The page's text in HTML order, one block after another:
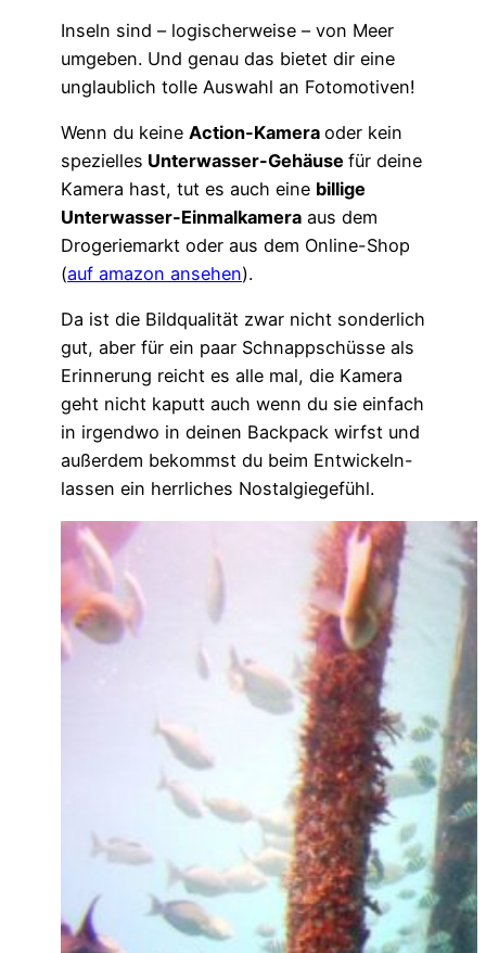
Inseln sind – logischerweise – von Meer
umgeben. Und genau das bietet dir eine
unglaublich tolle Auswahl an Fotomotiven!
Wenn du keine Action-Kamera oder kein
spezielles Unterwasser-Gehäuse für deine
Kamera hast, tut es auch eine billige
Unterwasser-Einmalkamera aus dem
Drogeriemarkt oder aus dem Online-Shop
(auf amazon ansehen).
Da ist die Bildqualität zwar nicht sonderlich
gut, aber für ein paar Schnappschüsse als
Erinnerung reicht es alle mal, die Kamera
geht nicht kaputt auch wenn du sie einfach
in irgendwo in deinen Backpack wirfst und
außerdem bekommst du beim Entwickeln-
lassen ein herrliches Nostalgiegefühl.